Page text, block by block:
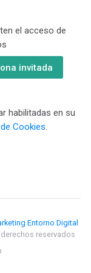
el acceso de
invitada
habilitadas en su
Cookies.
Entorno Digital
reservados